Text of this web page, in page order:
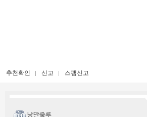
추천확인 신고 스팸신고
낭만줄루